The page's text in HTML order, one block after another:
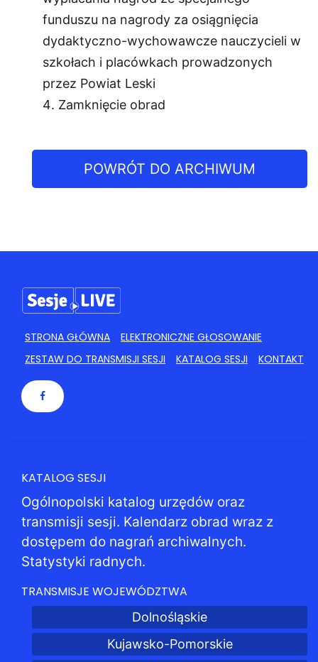
funduszu na nagrody za osiągnięcia
dydaktyczno-wychowawcze nauczycieli w
szkołach i placówkach prowadzonych
przez Powiat Leski
Zamknięcie obrad
POWRÓT DO ARCHIWUM
STRONA GŁÓWNA
ELEKTRONICZNE GŁOSOWANIE
ZESTAW DO TRANSMISJI SESJI
KATALOG SESJI KONTAKT
KATALOG SESJI
Ogólnopolski katalog urzędów oraz
transmisji sesji. Kalendarz obrad wraz z
dostępem do nagrań archiwalnych.
Statystyki radnych.
TRANSMISJE WOJEWÓDZTWA
Dolnośląskie
Kujawsko-Pomorskie